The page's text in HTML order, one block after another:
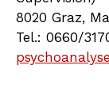
8020 Graz,
Tel.: 0660/